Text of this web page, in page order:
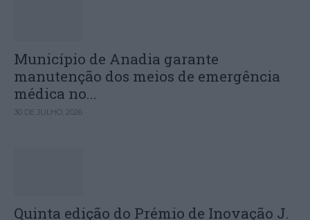
Município de Anadia garante
manutenção dos meios de emergência
médica no...
30 DE JULHO, 2026
Quinta edição do Prémio de Inovação J.